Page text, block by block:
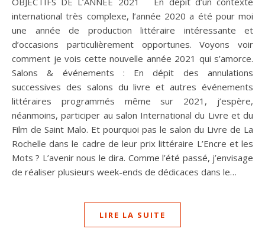
international très complexe, l’année 2020 a été pour moi
une année de production littéraire intéressante et
d’occasions particulièrement opportunes. Voyons voir
comment je vois cette nouvelle année 2021 qui s’amorce.
Salons & événements : En dépit des annulations
successives des salons du livre et autres événements
littéraires programmés même sur 2021, j’espère,
néanmoins, participer au salon International du Livre et du
Film de Saint Malo. Et pourquoi pas le salon du Livre de La
Rochelle dans le cadre de leur prix littéraire L’Encre et les
Mots ? L’avenir nous le dira. Comme l’été passé, j’envisage
de réaliser plusieurs week-ends de dédicaces dans le…
LIRE LA SUITE